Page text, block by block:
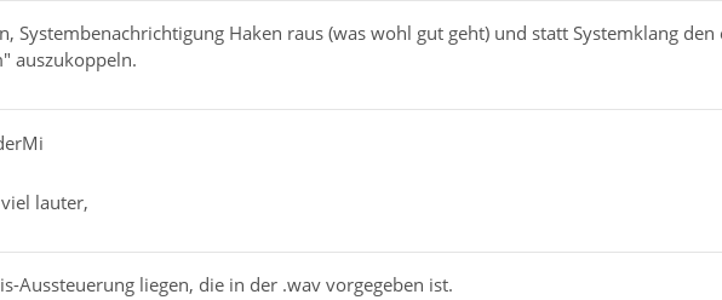
Systembenachrichtigung Haken raus (was wohl gut geht) und statt Systemklang den
auszukoppeln.
lauter,
Aussteuerung liegen, die in der .wav vorgegeben ist.